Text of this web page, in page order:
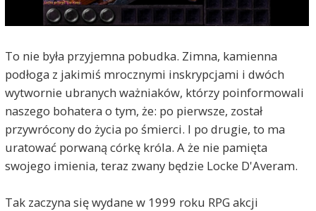
To nie była przyjemna pobudka. Zimna, kamienna
podłoga z jakimiś mrocznymi inskrypcjami i dwóch
wytwornie ubranych ważniaków, którzy poinformowali
naszego bohatera o tym, że: po pierwsze, został
przywrócony do życia po śmierci. I po drugie, to ma
uratować porwaną córkę króla. A że nie pamięta
swojego imienia, teraz zwany będzie Locke D'Averam.
Tak zaczyna się wydane w 1999 roku RPG akcji